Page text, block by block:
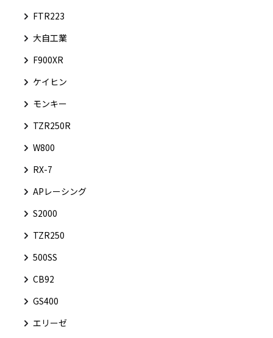
FTR223
大自工業
F900XR
ケイヒン
モンキー
TZR250R
W800
RX-7
APレーシング
S2000
TZR250
500SS
CB92
GS400
エリーゼ